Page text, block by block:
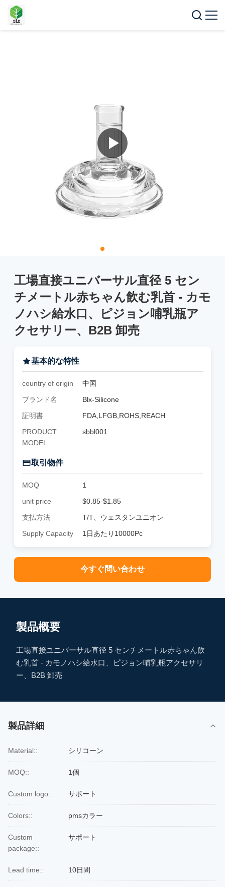
工場直接ユニバーサル直径 5 セン
チメートル赤ちゃん飲む乳首 - カモ
ノハシ給水口、ピジョン哺乳瓶ア
クセサリー、B2B 卸売
基本的な特性
country of origin
中国
ブランド名
Blx-Silicone
証明書
FDA,LFGB,ROHS,REACH
PRODUCT
MODEL
sbbl001
取引物件
MOQ
1
unit price
$0.85-$1.85
支払方法
T/T、ウェスタンユニオン
Supply Capacity
1日あたり10000Pc
今すぐ問い合わせ
製品概要
工場直接ユニバーサル直径 5 センチメートル赤ちゃん飲
む乳首 - カモノハシ給水口、ピジョン哺乳瓶アクセサリ
ー、B2B 卸売
製品詳細
Material:: シリコーン
MOQ:: 1個
Custom logo:: サポート
Colors:: pmsカラー
Custom
package::
サポート
Lead time:: 10日間